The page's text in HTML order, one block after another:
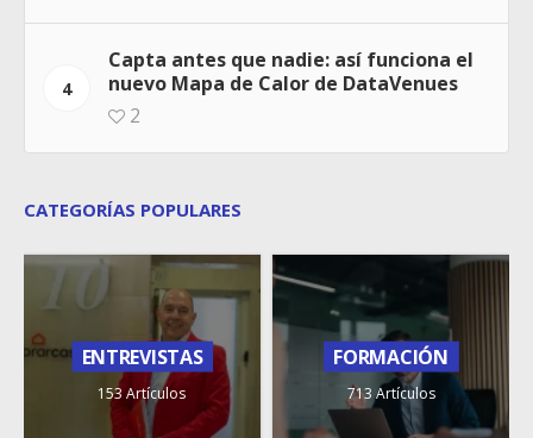
4
Capta antes que nadie: así funciona el
nuevo Mapa de Calor de DataVenues
2
CATEGORÍAS POPULARES
ENTREVISTAS
153 Artículos
FORMACIÓN
713 Artículos